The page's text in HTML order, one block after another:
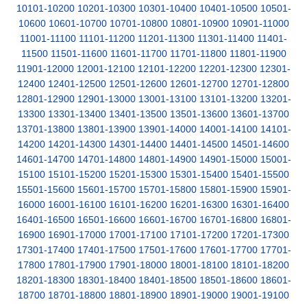
10101-10200 10201-10300 10301-10400 10401-10500 10501-
10600 10601-10700 10701-10800 10801-10900 10901-11000
11001-11100 11101-11200 11201-11300 11301-11400 11401-
11500 11501-11600 11601-11700 11701-11800 11801-11900
11901-12000 12001-12100 12101-12200 12201-12300 12301-
12400 12401-12500 12501-12600 12601-12700 12701-12800
12801-12900 12901-13000 13001-13100 13101-13200 13201-
13300 13301-13400 13401-13500 13501-13600 13601-13700
13701-13800 13801-13900 13901-14000 14001-14100 14101-
14200 14201-14300 14301-14400 14401-14500 14501-14600
14601-14700 14701-14800 14801-14900 14901-15000 15001-
15100 15101-15200 15201-15300 15301-15400 15401-15500
15501-15600 15601-15700 15701-15800 15801-15900 15901-
16000 16001-16100 16101-16200 16201-16300 16301-16400
16401-16500 16501-16600 16601-16700 16701-16800 16801-
16900 16901-17000 17001-17100 17101-17200 17201-17300
17301-17400 17401-17500 17501-17600 17601-17700 17701-
17800 17801-17900 17901-18000 18001-18100 18101-18200
18201-18300 18301-18400 18401-18500 18501-18600 18601-
18700 18701-18800 18801-18900 18901-19000 19001-19100